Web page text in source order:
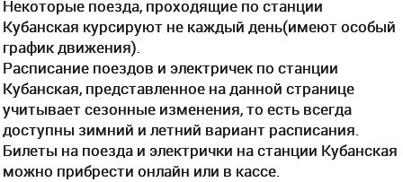
Некоторые поезда, проходящие по станции
Кубанская курсируют не каждый день(имеют особый
график движения).
Расписание поездов и электричек по станции
Кубанская, представленное на данной странице
учитывает сезонные изменения, то есть всегда
доступны зимний и летний вариант расписания.
Билеты на поезда и электрички на станции Кубанская
можно прибрести онлайн или в кассе.